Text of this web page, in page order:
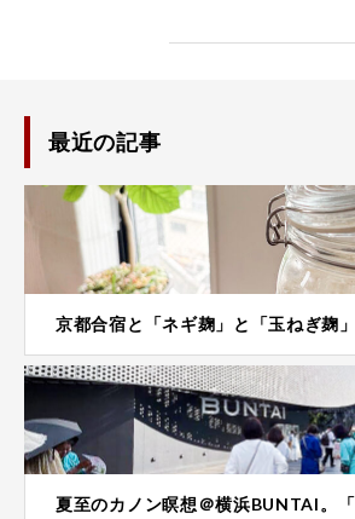
最近の記事
京都合宿と「ネギ麹」と「玉ねぎ麹」
夏至のカノン瞑想＠横浜BUNTAI。